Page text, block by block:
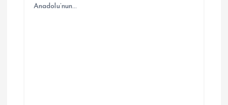
Anadolu’nun…